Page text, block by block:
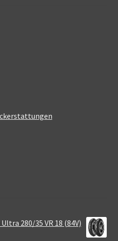
280/35 VR 18 (84V)